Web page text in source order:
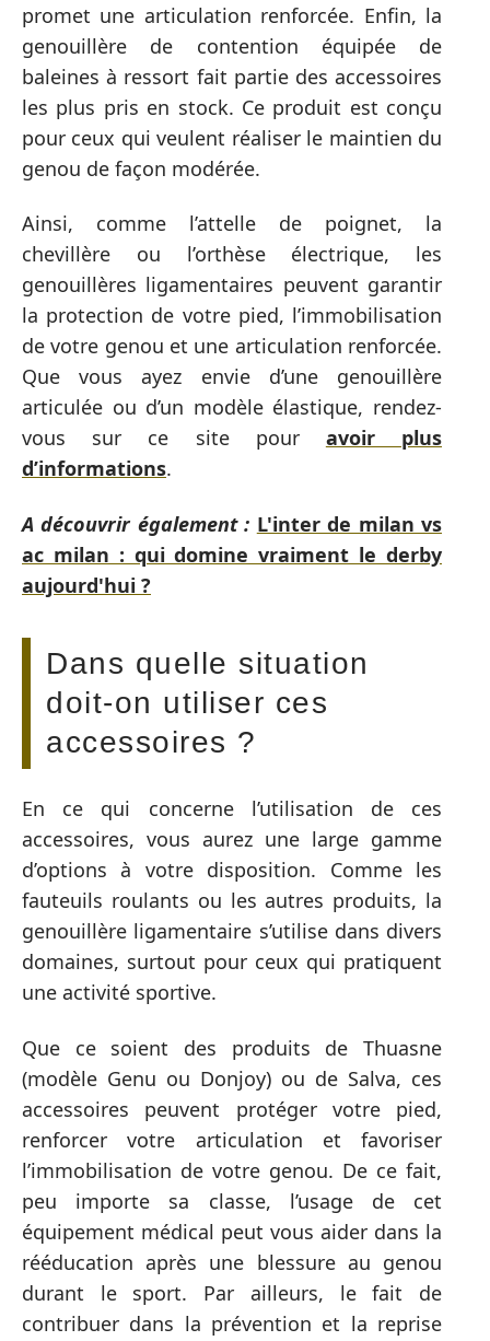
promet une articulation renforcée. Enfin, la
genouillère de contention équipée de
baleines à ressort fait partie des accessoires
les plus pris en stock. Ce produit est conçu
pour ceux qui veulent réaliser le maintien du
genou de façon modérée.
Ainsi, comme l’attelle de poignet, la
chevillère ou l’orthèse électrique, les
genouillères ligamentaires peuvent garantir
la protection de votre pied, l’immobilisation
de votre genou et une articulation renforcée.
Que vous ayez envie d’une genouillère
articulée ou d’un modèle élastique, rendez-
vous sur ce site pour avoir plus
d’informations.
A découvrir également : L'inter de milan vs
ac milan : qui domine vraiment le derby
aujourd'hui ?
Dans quelle situation
doit-on utiliser ces
accessoires ?
En ce qui concerne l’utilisation de ces
accessoires, vous aurez une large gamme
d’options à votre disposition. Comme les
fauteuils roulants ou les autres produits, la
genouillère ligamentaire s’utilise dans divers
domaines, surtout pour ceux qui pratiquent
une activité sportive.
Que ce soient des produits de Thuasne
(modèle Genu ou Donjoy) ou de Salva, ces
accessoires peuvent protéger votre pied,
renforcer votre articulation et favoriser
l’immobilisation de votre genou. De ce fait,
peu importe sa classe, l’usage de cet
équipement médical peut vous aider dans la
rééducation après une blessure au genou
durant le sport. Par ailleurs, le fait de
contribuer dans la prévention et la reprise